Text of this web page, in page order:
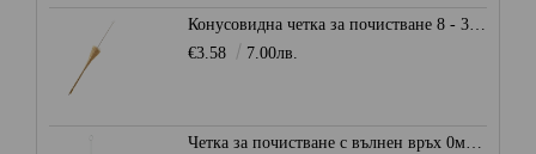
Конусовидна четка за почистване 8 - 30 мм.
€3.58
7.00лв.
Четка за почистване с вълнен връх 0мм. - Синя